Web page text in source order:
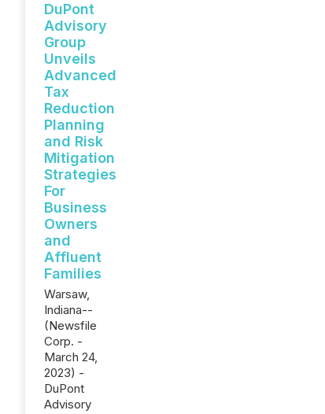
DuPont
Advisory
Group
Unveils
Advanced
Tax
Reduction
Planning
and Risk
Mitigation
Strategies
For
Business
Owners
and
Affluent
Families
Warsaw,
Indiana--
(Newsfile
Corp. -
March 24,
2023) -
DuPont
Advisory